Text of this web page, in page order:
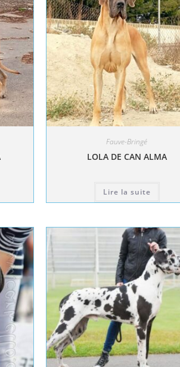
Fauve-Bringé
LOLA DE CAN ALMA
Lire la suite